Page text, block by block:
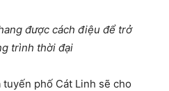
được cách điệu để trở
trình thời đại
phố Cát Linh sẽ cho